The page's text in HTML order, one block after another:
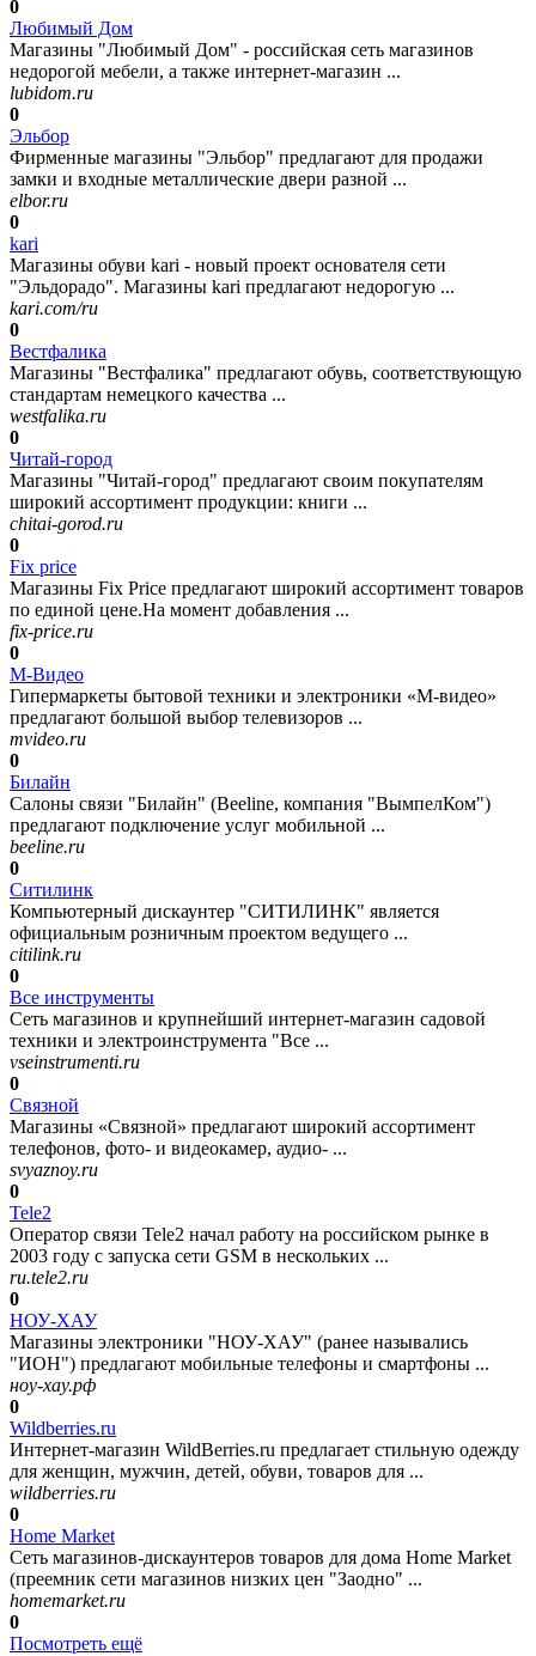
0
Любимый Дом
Магазины "Любимый Дом" - российская сеть магазинов
недорогой мебели, а также интернет-магазин ...
lubidom.ru
0
Эльбор
Фирменные магазины "Эльбор" предлагают для продажи
замки и входные металлические двери разной ...
elbor.ru
0
kari
Магазины обуви kari - новый проект основателя сети
"Эльдорадо". Магазины kari предлагают недорогую ...
kari.com/ru
0
Вестфалика
Магазины "Вестфалика" предлагают обувь, соответствующую
стандартам немецкого качества ...
westfalika.ru
0
Читай-город
Магазины "Читай-город" предлагают своим покупателям
широкий ассортимент продукции: книги ...
chitai-gorod.ru
0
Fix price
Магазины Fix Price предлагают широкий ассортимент товаров
по единой цене.На момент добавления ...
fix-price.ru
0
М-Видео
Гипермаркеты бытовой техники и электроники «М-видео»
предлагают большой выбор телевизоров ...
mvideo.ru
0
Билайн
Салоны связи "Билайн" (Beeline, компания "ВымпелКом")
предлагают подключение услуг мобильной ...
beeline.ru
0
Ситилинк
Компьютерный дискаунтер "СИТИЛИНК" является
официальным розничным проектом ведущего ...
citilink.ru
0
Все инструменты
Сеть магазинов и крупнейший интернет-магазин садовой
техники и электроинструмента "Все ...
vseinstrumenti.ru
0
Связной
Магазины «Связной» предлагают широкий ассортимент
телефонов, фото- и видеокамер, аудио- ...
svyaznoy.ru
0
Tele2
Оператор связи Tele2 начал работу на российском рынке в
2003 году с запуска сети GSM в нескольких ...
ru.tele2.ru
0
НОУ-ХАУ
Магазины электроники "НОУ-ХАУ" (ранее назывались
"ИОН") предлагают мобильные телефоны и смартфоны ...
ноу-хау.рф
0
Wildberries.ru
Интернет-магазин WildBerries.ru предлагает стильную одежду
для женщин, мужчин, детей, обуви, товаров для ...
wildberries.ru
0
Home Market
Сеть магазинов-дискаунтеров товаров для дома Home Market
(преемник сети магазинов низких цен "Заодно" ...
homemarket.ru
0
Посмотреть ещё